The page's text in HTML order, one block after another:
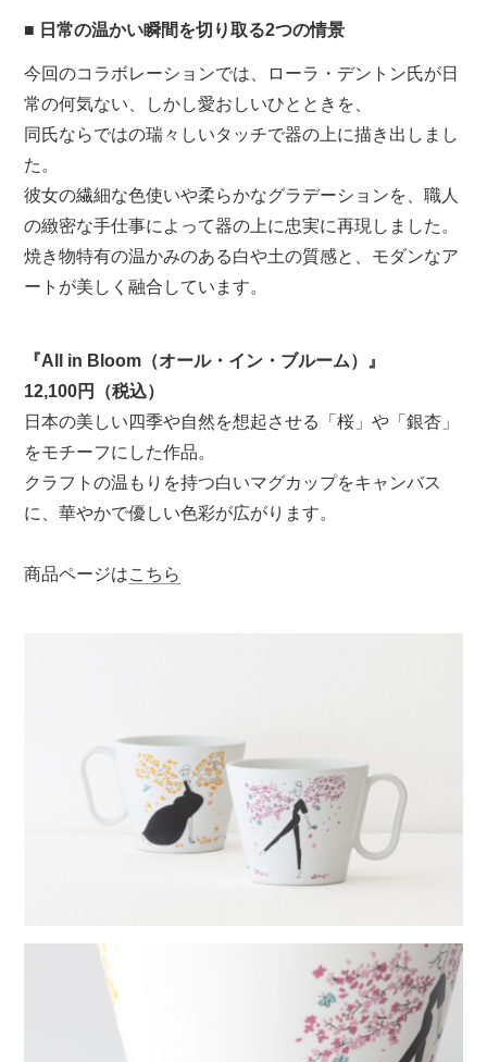
■ 日常の温かい瞬間を切り取る2つの情景
今回のコラボレーションでは、ローラ・デントン氏が日
常の何気ない、しかし愛おしいひとときを、
同氏ならではの瑞々しいタッチで器の上に描き出しまし
た。
彼女の繊細な色使いや柔らかなグラデーションを、職人
の緻密な手仕事によって器の上に忠実に再現しました。
焼き物特有の温かみのある白や土の質感と、モダンなア
ートが美しく融合しています。
『All in Bloom（オール・イン・ブルーム）』
12,100円（税込）
日本の美しい四季や自然を想起させる「桜」や「銀杏」
をモチーフにした作品。
クラフトの温もりを持つ白いマグカップをキャンバス
に、華やかで優しい色彩が広がります。
商品ページはこちら